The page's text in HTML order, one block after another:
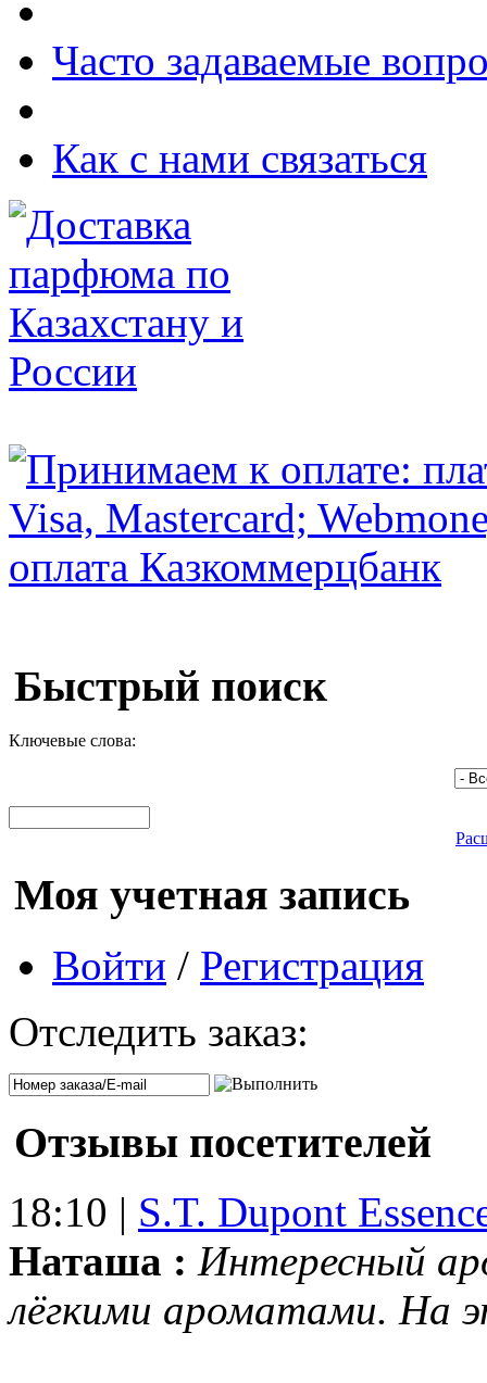
Часто задаваемые
Как с нами связаться
Быстрый поиск
Ключевые слова:
Моя учетная запись
Войти / Регистрация
Отследить заказ:
Отзывы посетителей
18:10 | S.T. Dupont
Наташа : Интересный
лёгкими ароматами. На